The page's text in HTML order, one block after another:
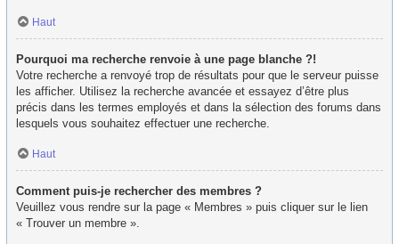
Haut
Pourquoi ma recherche renvoie à une page blanche ?!
Votre recherche a renvoyé trop de résultats pour que le serveur puisse
les afficher. Utilisez la recherche avancée et essayez d’être plus
précis dans les termes employés et dans la sélection des forums dans
lesquels vous souhaitez effectuer une recherche.
Haut
Comment puis-je rechercher des membres ?
Veuillez vous rendre sur la page « Membres » puis cliquer sur le lien
« Trouver un membre ».